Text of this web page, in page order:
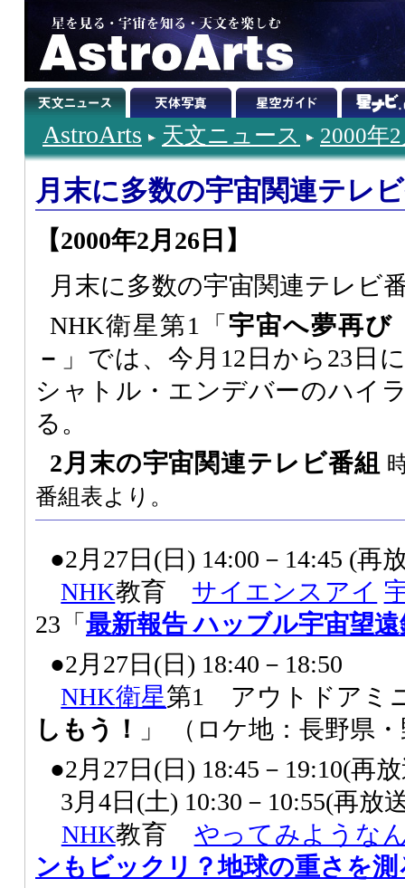
AstroArts 天文ニュース 2000年
月末に多数の宇宙関連テレ
【2000年2月26日】
月末に多数の宇宙関連テレビ
NHK衛星第1「 宇宙へ夢再び
－ 」では、今月12日から23日
シャトル・エンデバーのハイ
る。
2月末の宇宙関連テレビ番組
番組表より。
●2月27日(日) 14:00－14:45 (再
NHK教育 サイエンスアイ
23「 最新報告 ハッブル宇宙望遠
●2月27日(日) 18:40－18:50
NHK衛星第1 アウトドアミ
しもう！
」 （ロケ地：長野県
●2月27日(日) 18:45－19:10(再
3月4日(土) 10:30－10:55(再放
NHK教育 やってみような
ンもビックリ？地球の重さを測